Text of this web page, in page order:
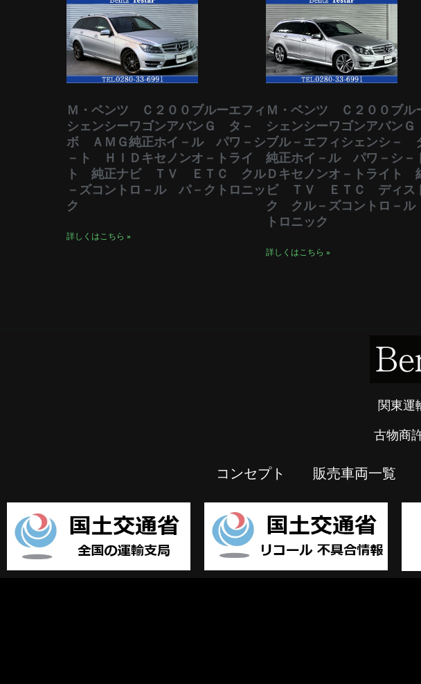
Ｍ・ベンツ Ｃ２００ブルーエフィ
シェンシーワゴンアバンＧ タ－
ボ ＡＭＧ純正ホイ－ル パワ－シ
－ト ＨＩＤキセノンオ－トライ
ト 純正ナビ ＴＶ ＥＴＣ クル
－ズコントロ－ル パ－クトロニッ
ク
詳しくはこちら »
Ｍ・ベンツ Ｃ２００ブル
シェンシーワゴンアバン
ブル－エフィシェンシ－
純正ホイ－ル パワ－シ－
Ｄキセノンオ－トライト
ビ ＴＶ ＥＴＣ ディス
ク クル－ズコントロ－
トロニック
詳しくはこちら »
関東運
古物商
コンセプト 販売車両一覧